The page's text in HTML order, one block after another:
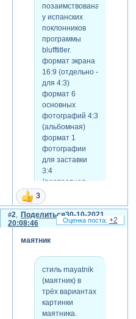
позаимствована
у испанских
поклонников
программы
blufftitler.
формат экрана
16:9 (отдельно -
для 4:3)
формат 6
основных
фотографий 4:3
(альбомная)
формат 1
фотографии
для заставки
3:4
(портретная,
расположить на
самом нижнем
слое номер 7)
время слайда -
переход - 2 сек.
цвет фона в
готовом стиле
(солид колор) -
можно менять,
звук установлен
3
Поделиться
2
30-10-2021
20:08:46
маятник
стиль mayatnik
(маятник) в
трёх вариантах
картинки
маятника.
+2